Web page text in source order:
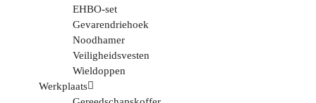
EHBO-set
Gevarendriehoek
Noodhamer
Veiligheidsvesten
Wieldoppen
Werkplaats